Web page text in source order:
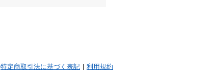
特定商取引法に基づく表記 利用規約